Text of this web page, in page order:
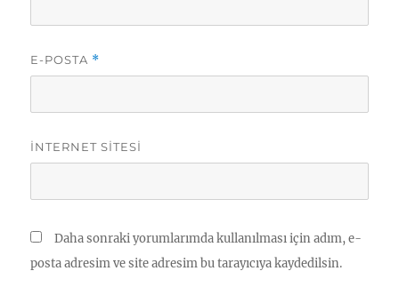
E-POSTA *
İNTERNET SITESI
Daha sonraki yorumlarımda kullanılması için adım, e-
posta adresim ve site adresim bu tarayıcıya kaydedilsin.